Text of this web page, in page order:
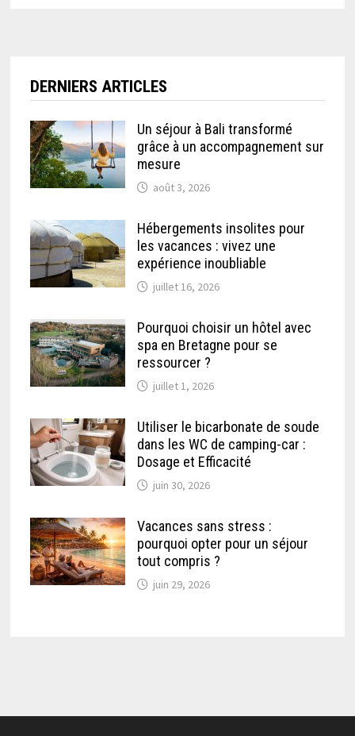
DERNIERS ARTICLES
Un séjour à Bali transformé
grâce à un accompagnement sur
mesure
août 3, 2026
Hébergements insolites pour
les vacances : vivez une
expérience inoubliable
juillet 16, 2026
Pourquoi choisir un hôtel avec
spa en Bretagne pour se
ressourcer ?
juillet 1, 2026
Utiliser le bicarbonate de soude
dans les WC de camping-car :
Dosage et Efficacité
juin 30, 2026
Vacances sans stress :
pourquoi opter pour un séjour
tout compris ?
juin 29, 2026